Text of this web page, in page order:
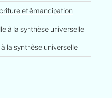
et émancipation
à la synthèse universelle
la synthèse universelle